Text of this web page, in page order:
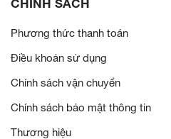
Phương thức thanh toán
Điều khoản sử dụng
Chính sách vận chuyển
Chính sách bảo mật thông tin
Thương hiệu